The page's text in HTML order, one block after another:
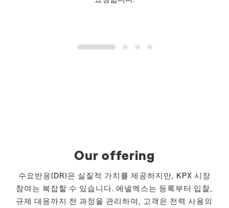
1 2 3 4
Our offering
수요반응(DR)은 실질적 가치를 제공하지만, KPX 시장
참여는 복잡할 수 있습니다. 에넬엑스는 등록부터 입찰,
규제 대응까지 전 과정을 관리하며, 고객은 전력 사용의